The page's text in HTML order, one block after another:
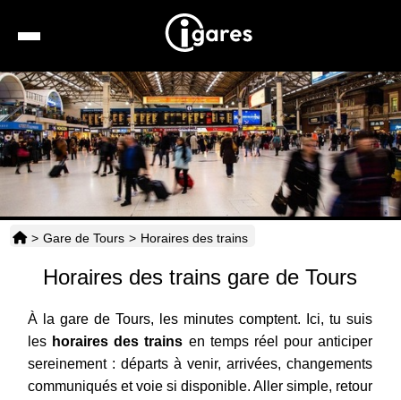
Recherche
Location de voiture
Hôtels
Horaires
> Gare de Tours > Horaires des trains
Horaires des trains gare de Tours
À la gare de Tours, les minutes comptent. Ici, tu suis
les horaires des trains en temps réel pour anticiper
sereinement : départs à venir, arrivées, changements
communiqués et voie si disponible. Aller simple, retour